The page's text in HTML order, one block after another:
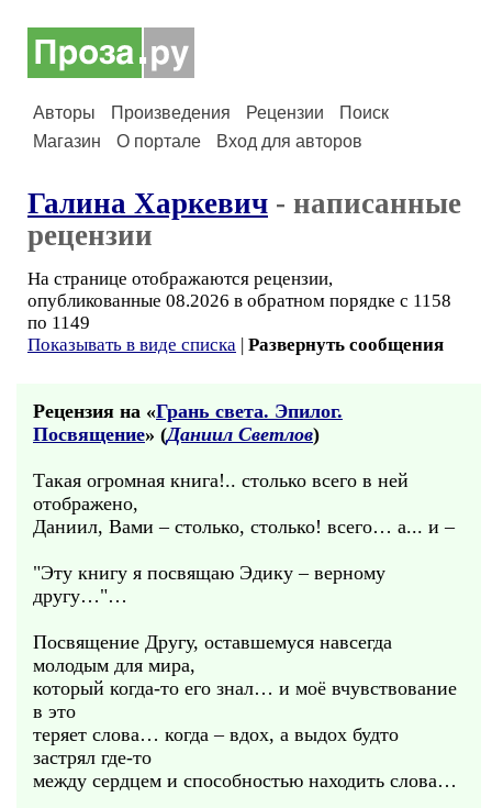
Авторы Произведения Рецензии
Поиск
Магазин
О портале Вход для авторов
Галина Харкевич - написанные
рецензии
На странице отображаются рецензии,
опубликованные 08.2026 в обратном порядке с 1158
по 1149
Показывать в виде списка | Развернуть сообщения
Рецензия на «Грань света. Эпилог.
Посвящение» (Даниил Светлов)
Такая огромная книга!.. столько всего в ней
отображено,
Даниил, Вами – столько, столько! всего… а... и –
"Эту книгу я посвящаю Эдику – верному
другу…"…
Посвящение Другу, оставшемуся навсегда
молодым для мира,
который когда-то его знал… и моё вчувствование
в это
теряет слова… когда – вдох, а выдох будто
застрял где-то
между сердцем и способностью находить слова…